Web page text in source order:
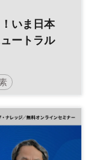
いま日本
ートラル
参加無料